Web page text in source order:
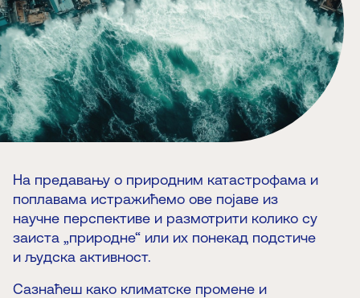
На предавању о природним катастрофама и
поплавама истражићемо ове појаве из
научне перспективе и размотрити колико су
заиста „природне“ или их понекад подстиче
и људска активност.
Сазнаћеш како климатске промене и